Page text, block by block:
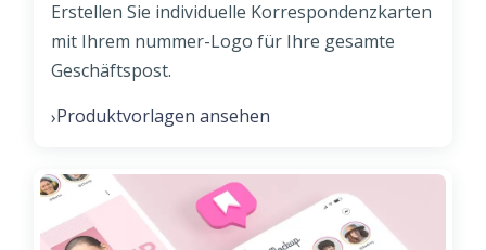
Erstellen Sie individuelle Korrespondenzkarten
mit Ihrem nummer-Logo für Ihre gesamte
Geschäftspost.
›Produktvorlagen ansehen